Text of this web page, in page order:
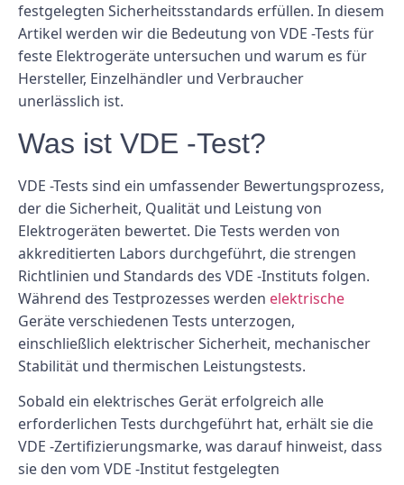
festgelegten Sicherheitsstandards erfüllen. In diesem
Artikel werden wir die Bedeutung von VDE -Tests für
feste Elektrogeräte untersuchen und warum es für
Hersteller, Einzelhändler und Verbraucher
unerlässlich ist.
Was ist VDE -Test?
VDE -Tests sind ein umfassender Bewertungsprozess,
der die Sicherheit, Qualität und Leistung von
Elektrogeräten bewertet. Die Tests werden von
akkreditierten Labors durchgeführt, die strengen
Richtlinien und Standards des VDE -Instituts folgen.
Während des Testprozesses werden elektrische
Geräte verschiedenen Tests unterzogen,
einschließlich elektrischer Sicherheit, mechanischer
Stabilität und thermischen Leistungstests.
Sobald ein elektrisches Gerät erfolgreich alle
erforderlichen Tests durchgeführt hat, erhält sie die
VDE -Zertifizierungsmarke, was darauf hinweist, dass
sie den vom VDE -Institut festgelegten